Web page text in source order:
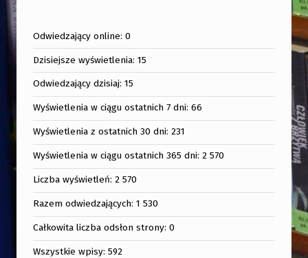
Odwiedzający online:0
Dzisiejsze wyświetlenia:15
Odwiedzający dzisiaj:15
Wyświetlenia w ciągu ostatnich 7 dni:66
Wyświetlenia z ostatnich 30 dni:231
Wyświetlenia w ciągu ostatnich 365 dni:2 570
Liczba wyświetleń:2 570
Razem odwiedzających:1 530
Całkowita liczba odsłon strony:0
Wszystkie wpisy:592